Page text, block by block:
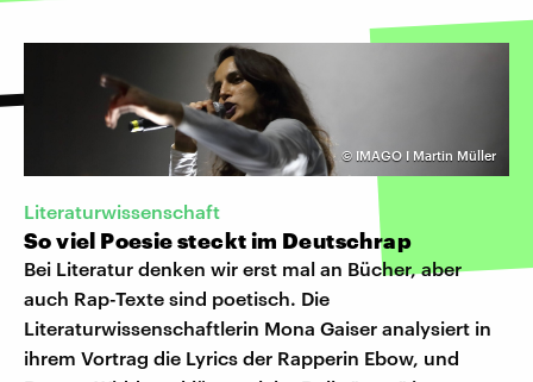
© IMAGO I Martin Müller
Literaturwissenschaft
So viel Poesie steckt im Deutschrap
Bei Literatur denken wir erst mal an Bücher, aber
auch Rap-Texte sind poetisch. Die
Literaturwissenschaftlerin Mona Gaiser analysiert in
ihrem Vortrag die Lyrics der Rapperin Ebow, und